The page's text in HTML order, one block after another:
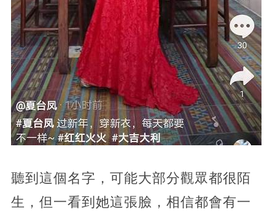
聽到這個名字，可能大部分觀眾都很陌
生，但一看到她這張臉，相信都會有一